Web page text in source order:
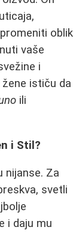
oblik
vaše
i
ističu da
ili
i Stil?
nijanse. Za
svetli
i daju mu